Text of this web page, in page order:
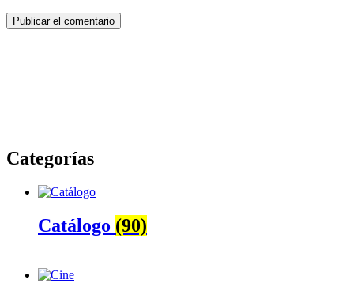
Categorías
Catálogo (90)